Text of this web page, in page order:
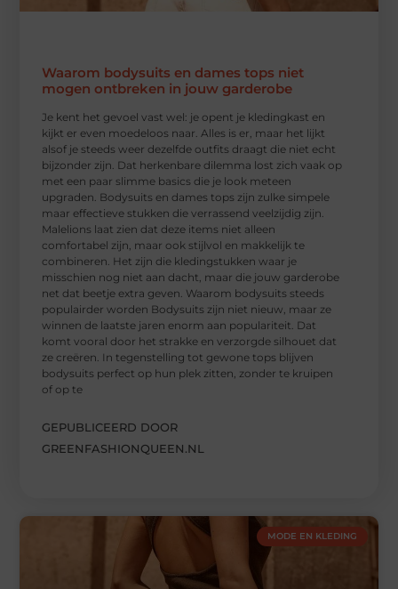
Waarom bodysuits en dames tops niet
mogen ontbreken in jouw garderobe
Je kent het gevoel vast wel: je opent je kledingkast en
kijkt er even moedeloos naar. Alles is er, maar het lijkt
alsof je steeds weer dezelfde outfits draagt die niet echt
bijzonder zijn. Dat herkenbare dilemma lost zich vaak op
met een paar slimme basics die je look meteen
upgraden. Bodysuits en dames tops zijn zulke simpele
maar effectieve stukken die verrassend veelzijdig zijn.
Malelions laat zien dat deze items niet alleen
comfortabel zijn, maar ook stijlvol en makkelijk te
combineren. Het zijn die kledingstukken waar je
misschien nog niet aan dacht, maar die jouw garderobe
net dat beetje extra geven. Waarom bodysuits steeds
populairder worden Bodysuits zijn niet nieuw, maar ze
winnen de laatste jaren enorm aan populariteit. Dat
komt vooral door het strakke en verzorgde silhouet dat
ze creëren. In tegenstelling tot gewone tops blijven
bodysuits perfect op hun plek zitten, zonder te kruipen
of op te
GEPUBLICEERD DOOR
GREENFASHIONQUEEN.NL
MODE EN KLEDING